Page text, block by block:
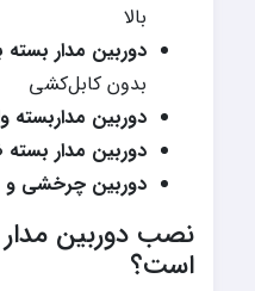
بالا
دوربین مدار
بدون کابل‌کشی
دوربین مداربسته
دوربین مدار
دوربین چرخشی و PTZ با کنترل از راه دور
نصب دوربین
است؟